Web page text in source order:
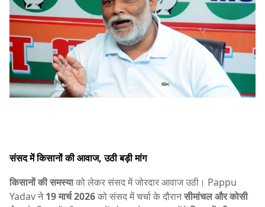
संसद में किसानों की आवाज, उठी बड़ी मांग
किसानों की समस्याको लेकर संसद में जोरदार आवाज उठी। Pappu
Yadavने19 मार्च 2026को संसद में चर्चा के दौरानसीमांचल और कोसी